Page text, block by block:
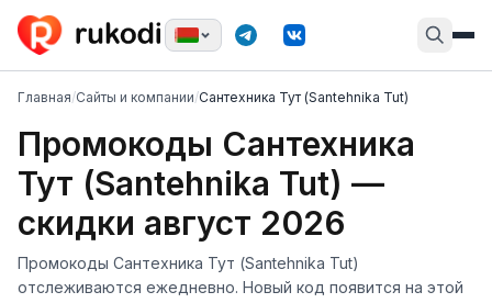
Главная/Сайты и компании/Сантехника Тут (Santehnika Tut)
Промокоды Сантехника
Тут (Santehnika Tut) —
скидки август 2026
Промокоды Сантехника Тут (Santehnika Tut)
отслеживаются ежедневно. Новый код появится на этой